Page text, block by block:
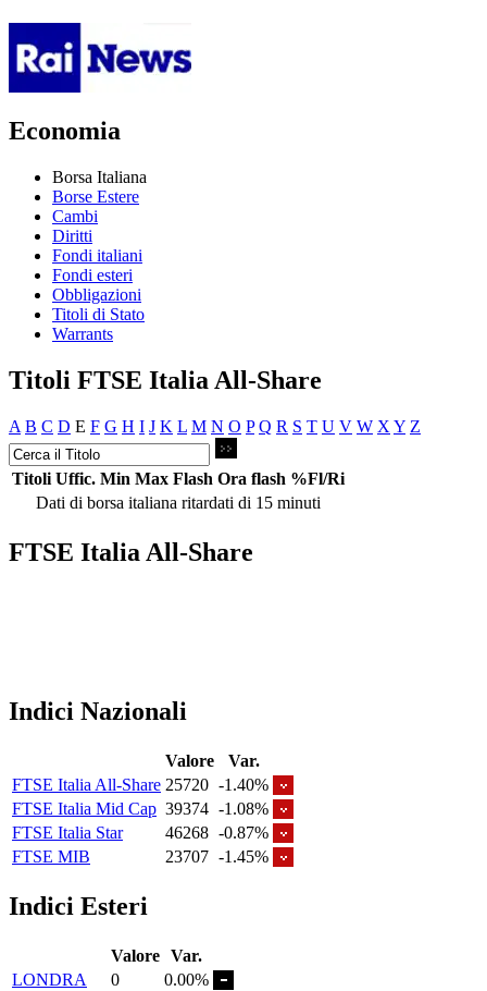
Economia
Borsa Italiana
Borse Estere
Cambi
Diritti
Fondi italiani
Fondi esteri
Obbligazioni
Titoli di Stato
Warrants
Titoli FTSE Italia All-Share
A B C D E F G H I J K L M N O P Q R S T U V W X Y Z
Titoli Uffic. Min Max Flash Ora flash %Fl/Ri
Dati di borsa italiana ritardati di 15 minuti
FTSE Italia All-Share
Indici Nazionali
Valore
Var.
FTSE Italia All-Share 25720 -1.40%
FTSE Italia Mid Cap 39374 -1.08%
FTSE Italia Star
46268 -0.87%
FTSE MIB
23707 -1.45%
Indici Esteri
Valore Var.
LONDRA
0
0.00%